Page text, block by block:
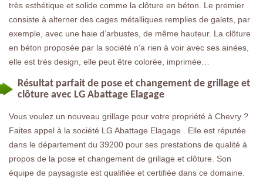
très esthétique et solide comme la clôture en béton. Le premier
consiste à alterner des cages métalliques remplies de galets, par
exemple, avec une haie d’arbustes, de même hauteur. La clôture
en béton proposée par la société n’a rien à voir avec ses ainées,
elle est très design, elle peut être colorée, imprimée…
Résultat parfait de pose et changement de grillage et
clôture avec LG Abattage Elagage
Vous voulez un nouveau grillage pour votre propriété à Chevry ?
Faites appel à la société LG Abattage Elagage . Elle est réputée
dans le département du 39200 pour ses prestations de qualité à
propos de la pose et changement de grillage et clôture. Son
équipe de paysagiste est qualifiée et certifiée dans ce domaine.